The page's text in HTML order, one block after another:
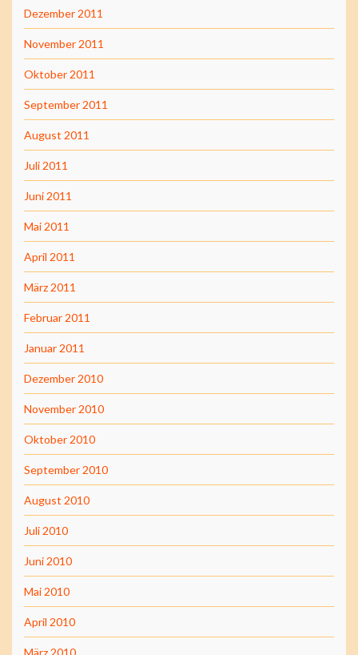
Dezember 2011
November 2011
Oktober 2011
September 2011
August 2011
Juli 2011
Juni 2011
Mai 2011
April 2011
März 2011
Februar 2011
Januar 2011
Dezember 2010
November 2010
Oktober 2010
September 2010
August 2010
Juli 2010
Juni 2010
Mai 2010
April 2010
März 2010